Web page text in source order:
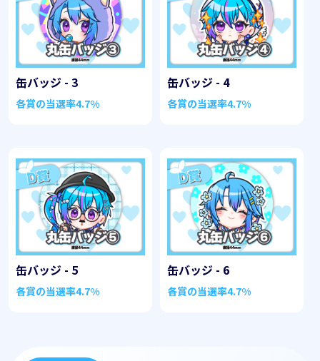
缶バッジ - 3
各賞の当選率4.7%
缶バッジ - 4
各賞の当選率4.7%
缶バッジ - 5
各賞の当選率4.7%
缶バッジ - 6
各賞の当選率4.7%